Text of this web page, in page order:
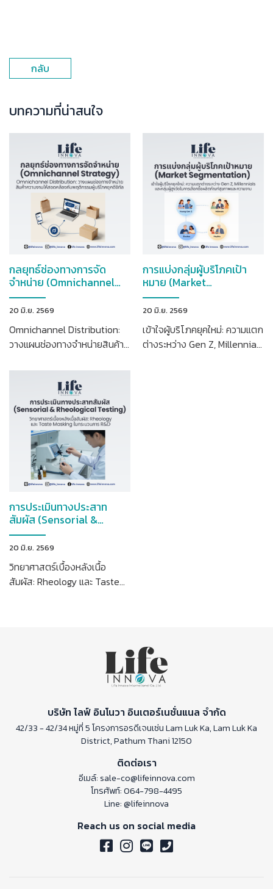
กลับ
บทความที่น่าสนใจ
กลยุทธ์ช่องทางการจัด
จำหน่าย (Omnichannel
Strategy)
20 มิ.ย. 2569
Omnichannel Distribution:
วางแผนช่องทางจำหน่ายสินค้า
พฤติกรรมผู้บริโภคยุคดิจิทัล
การแบ่งกลุ่มผู้บริโภคเป้า
หมาย (Market
Segmentation)
20 มิ.ย. 2569
เข้าใจผู้บริโภคยุคใหม่: ความแตก
ต่างระหว่าง Gen Z, Millennials
การประเมินทางประสาท
สัมผัส (Sensorial &
Rheological Testing)
20 มิ.ย. 2569
วิทยาศาสตร์เบื้องหลังเนื้อ
สัมผัส: Rheology และ Taste
บริษัท ไลฟ์ อินโนวา อินเตอร์เนชั่นแนล จำกัด
42/33 - 42/34 หมู่ที่ 5 โครงการอรดีเจนเซ่น Lam Luk Ka, Lam Luk Ka
District, Pathum Thani 12150
ติดต่อเรา
อีเมล์:sale-co@lifeinnova.com
โทรศัพท์:064-798-4495
Line:@lifeinnova
Reach us on social media